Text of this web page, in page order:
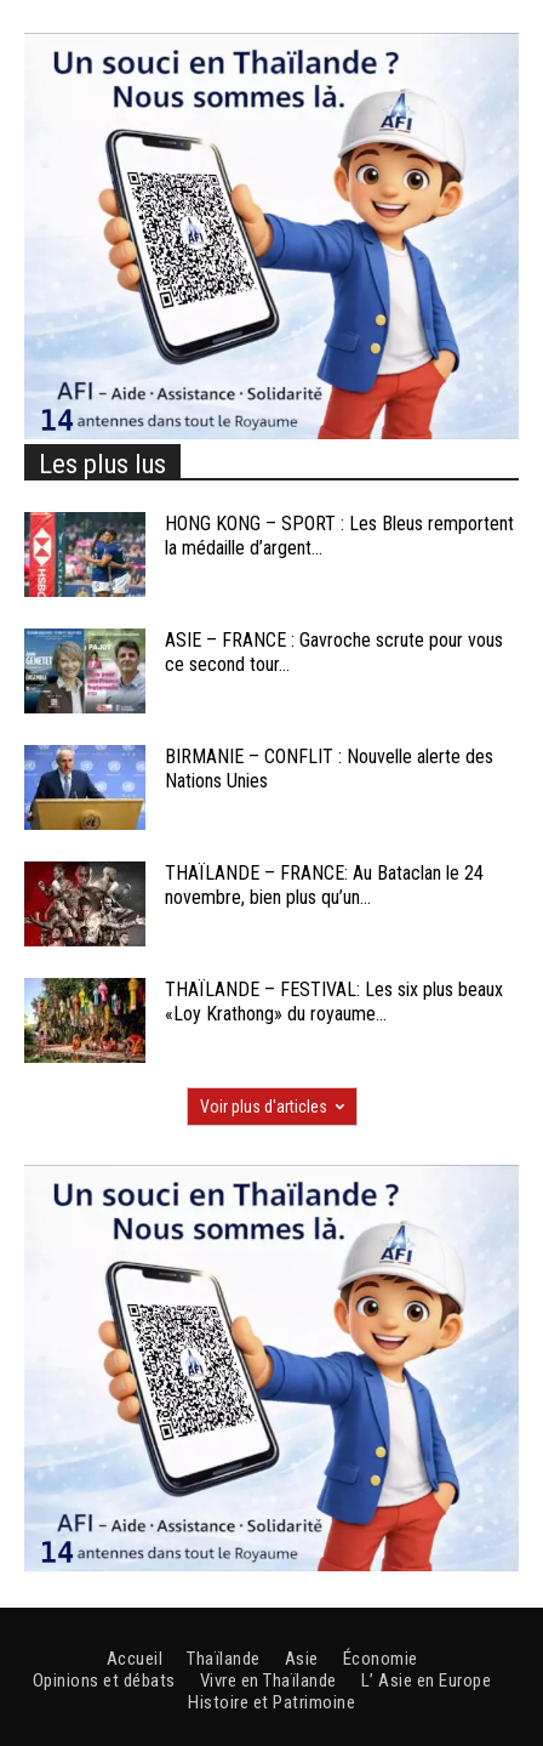
Les plus lus
HONG KONG – SPORT : Les Bleus remportent
la médaille d’argent...
ASIE – FRANCE : Gavroche scrute pour vous
ce second tour...
BIRMANIE – CONFLIT : Nouvelle alerte des
Nations Unies
THAÏLANDE – FRANCE: Au Bataclan le 24
novembre, bien plus qu’un...
THAÏLANDE – FESTIVAL: Les six plus beaux
«Loy Krathong» du royaume...
Voir plus d'articles
Accueil Thaïlande Asie
Économie
Opinions et débats
Vivre en Thaïlande
L’ Asie en Europe
Histoire et Patrimoine